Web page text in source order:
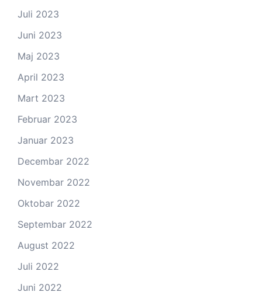
Juli 2023
Juni 2023
Maj 2023
April 2023
Mart 2023
Februar 2023
Januar 2023
Decembar 2022
Novembar 2022
Oktobar 2022
Septembar 2022
August 2022
Juli 2022
Juni 2022